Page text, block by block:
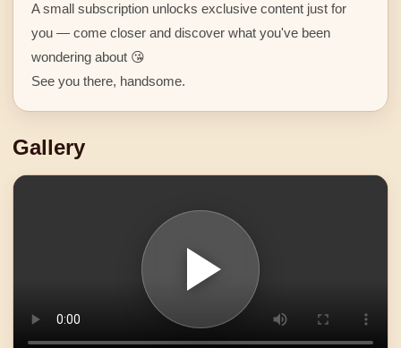
A small subscription unlocks exclusive content just for
you — come closer and discover what you've been
wondering about 😘
See you there, handsome.
Gallery